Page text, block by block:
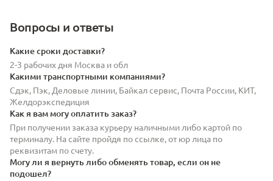
Вопросы и ответы
Какие сроки доставки?
2-3 рабочих дня Москва и обл
Какими транспортными компаниями?
Сдэк, Пэк, Деловые линии, Байкал сервис, Почта России, КИТ,
Желдорэкспедиция
Как я вам могу оплатить заказ?
При получении заказа курьеру наличными либо картой по
терминалу. На сайте пройдя по ссылке, от юр лица по
реквизитам по счету.
Могу ли я вернуть либо обменять товар, если он не
подошел?